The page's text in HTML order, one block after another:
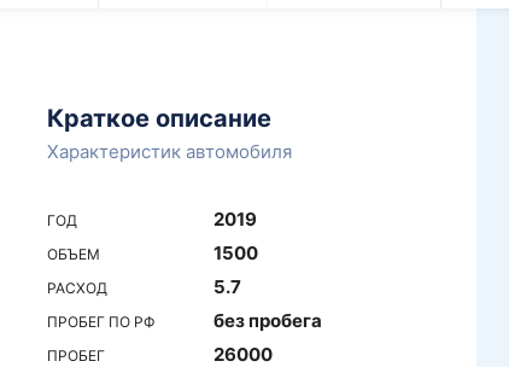
Краткое описание
Характеристик автомобиля
ГОД 2019
ОБЪЕМ 1500
РАСХОД 5.7
ПРОБЕГ ПО РФ без пробега
ПРОБЕГ 26000